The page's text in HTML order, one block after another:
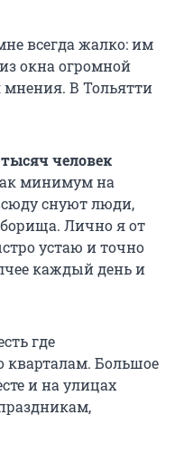
всегда жалко: им
окна огромной
В Тольятти
человек
минимум на
снуют люди,
Лично я от
устаю и точно
каждый день и
где
кварталам. Большое
и на улицах